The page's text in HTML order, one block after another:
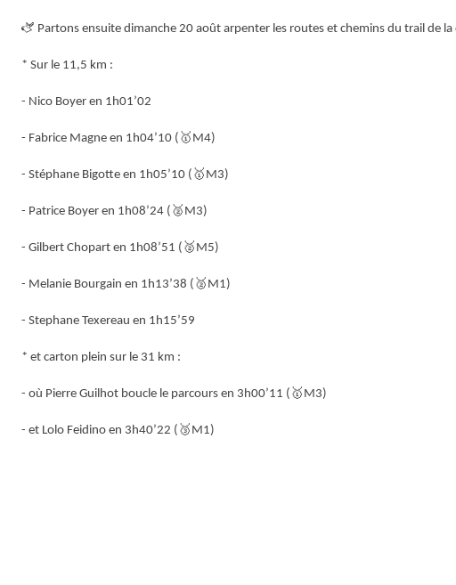
🫏 Partons ensuite dimanche 20 août arpenter les routes et chemins du trail de
* Sur le 11,5 km :
- Nico Boyer en 1h01’02
- Fabrice Magne en 1h04’10 ( 🥇 M4)
- Stéphane Bigotte en 1h05’10 ( 🥇 M3)
- Patrice Boyer en 1h08’24 ( 🥈 M3)
- Gilbert Chopart en 1h08’51 ( 🥈 M5)
- Melanie Bourgain en 1h13’38 ( 🥈 M1)
- Stephane Texereau en 1h15’59
* et carton plein sur le 31 km :
- où Pierre Guilhot boucle le parcours en 3h00’11 ( 🥇 M3)
- et Lolo Feidino en 3h40’22 ( 🥉 M1)